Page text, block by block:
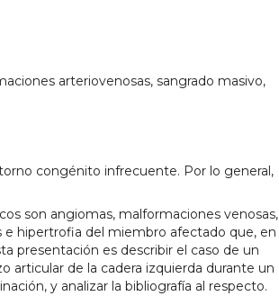
arteriovenosas, sangrado masivo,
congénito infrecuente. Por lo general,
son angiomas, malformaciones venosas,
hipertrofia del miembro afectado que, en
presentación es describir el caso de un
articular de la cadera izquierda durante un
y analizar la bibliografía al respecto.